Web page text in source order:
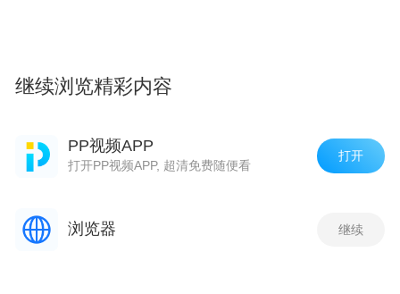
继续浏览精彩内容
PP视频APP
打开PP视频APP, 超清免费随便看
打开
浏览器 继续